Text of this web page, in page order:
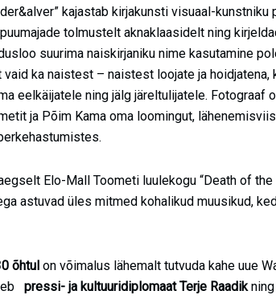
kajastab kirjakunsti visuaal-
tolmustelt aknaklaasidelt ning
suurima naiskirjaniku nime kasutamine
ka naistest – naistest loojate ja hoidjatena,
eelkäijatele ning jälg järeltulijatele. Fotograaf
ja Põim Kama oma loomingut,
Elo-Mall Toometi luulekogu “Death of
astuvad üles mitmed kohalikud muusikud,
õhtul on võimalus lähemalt tutvuda kahe uue
pressi- ja kultuuridiplomaat Terje Raadikning